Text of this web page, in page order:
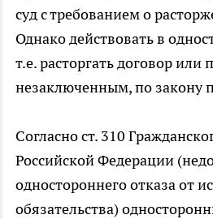
суд с требованием о
Однако действовать в
т.е. расторгать договор или
незаключенным, по закону
Согласно ст. 310
Российской Федерации
одностороннего отказа от
обязательства)